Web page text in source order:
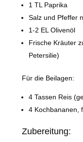
1 TL Paprika
Salz und Pfeffer
1-2 EL Olivenöl
Frische Kräuter
Petersilie)
Für die Beilagen:
4 Tassen Reis
4 Kochbananen,
Zubereitung: